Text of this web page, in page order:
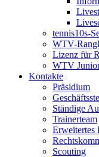
tennis10s-
WTV-
Lizenz für
WTV
Kontakte
Präsidium
Ständige
Trainerteam
Erweitertes
Scouting